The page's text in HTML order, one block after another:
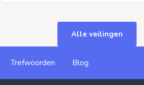
Alle veilingen
Trefwoorden Blog